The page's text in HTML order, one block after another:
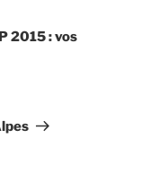
2015 : vos